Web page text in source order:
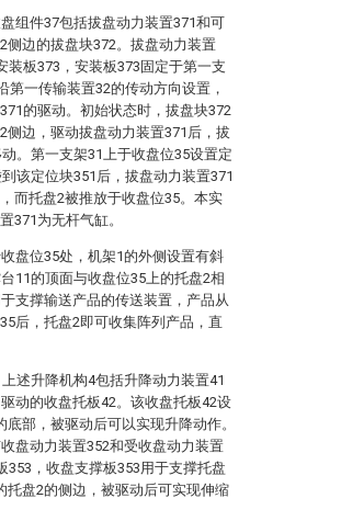
组件37包括拔盘动力装置371和可
侧边的拔盘块372。拔盘动力装置
装板373，安装板373固定于第一支
第一传输装置32的传动方向设置，
的驱动。初始状态时，拔盘块372
侧边，驱动拔盘动力装置371后，拔
。第一支架31上于收盘位35设置定
该定位块351后，拔盘动力装置371
而托盘2被推放于收盘位35。本实
371为无杆气缸。
盘位35处，机架1的外侧设置有斜
11的顶面与收盘位35上的托盘2相
支撑输送产品的传送装置，产品从
后，托盘2即可收集阵列产品，直
述升降机构4包括升降动力装置41
动的收盘托板42。该收盘托板42设
部，被驱动后可以实现升降动作。
盘动力装置352和受收盘动力装置
353，收盘支撑板353用于支撑托盘
托盘2的侧边，被驱动后可实现伸缩